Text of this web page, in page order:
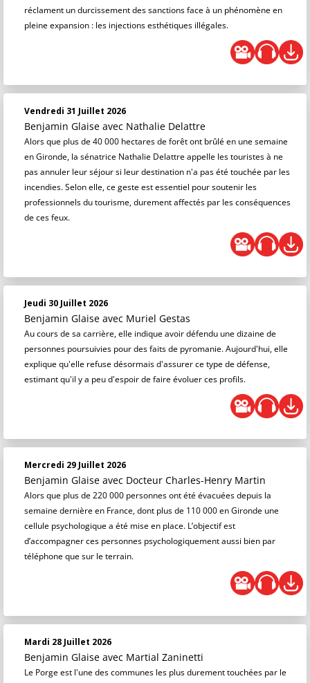
réclament un durcissement des sanctions face à un phénomène en
pleine expansion : les injections esthétiques illégales.
Vendredi 31 Juillet 2026
Benjamin Glaise avec Nathalie Delattre
Alors que plus de 40 000 hectares de forêt ont brûlé en une semaine
en Gironde, la sénatrice Nathalie Delattre appelle les touristes à ne
pas annuler leur séjour si leur destination n'a pas été touchée par les
incendies. Selon elle, ce geste est essentiel pour soutenir les
professionnels du tourisme, durement affectés par les conséquences
de ces feux.
Jeudi 30 Juillet 2026
Benjamin Glaise avec Muriel Gestas
Au cours de sa carrière, elle indique avoir défendu une dizaine de
personnes poursuivies pour des faits de pyromanie. Aujourd'hui, elle
explique qu'elle refuse désormais d'assurer ce type de défense,
estimant qu'il y a peu d'espoir de faire évoluer ces profils.
Mercredi 29 Juillet 2026
Benjamin Glaise avec Docteur Charles-Henry Martin
Alors que plus de 220 000 personnes ont été évacuées depuis la
semaine dernière en France, dont plus de 110 000 en Gironde une
cellule psychologique a été mise en place. L’objectif est
d’accompagner ces personnes psychologiquement aussi bien par
téléphone que sur le terrain.
Mardi 28 Juillet 2026
Benjamin Glaise avec Martial Zaninetti
Le Porge est l'une des communes les plus durement touchées par le